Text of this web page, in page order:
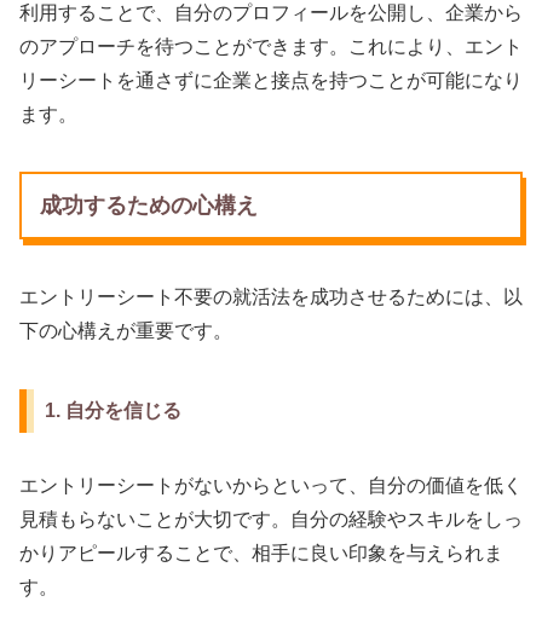
利用することで、自分のプロフィールを公開し、企業から
のアプローチを待つことができます。これにより、エント
リーシートを通さずに企業と接点を持つことが可能になり
ます。
成功するための心構え
エントリーシート不要の就活法を成功させるためには、以
下の心構えが重要です。
1. 自分を信じる
エントリーシートがないからといって、自分の価値を低く
見積もらないことが大切です。自分の経験やスキルをしっ
かりアピールすることで、相手に良い印象を与えられま
す。